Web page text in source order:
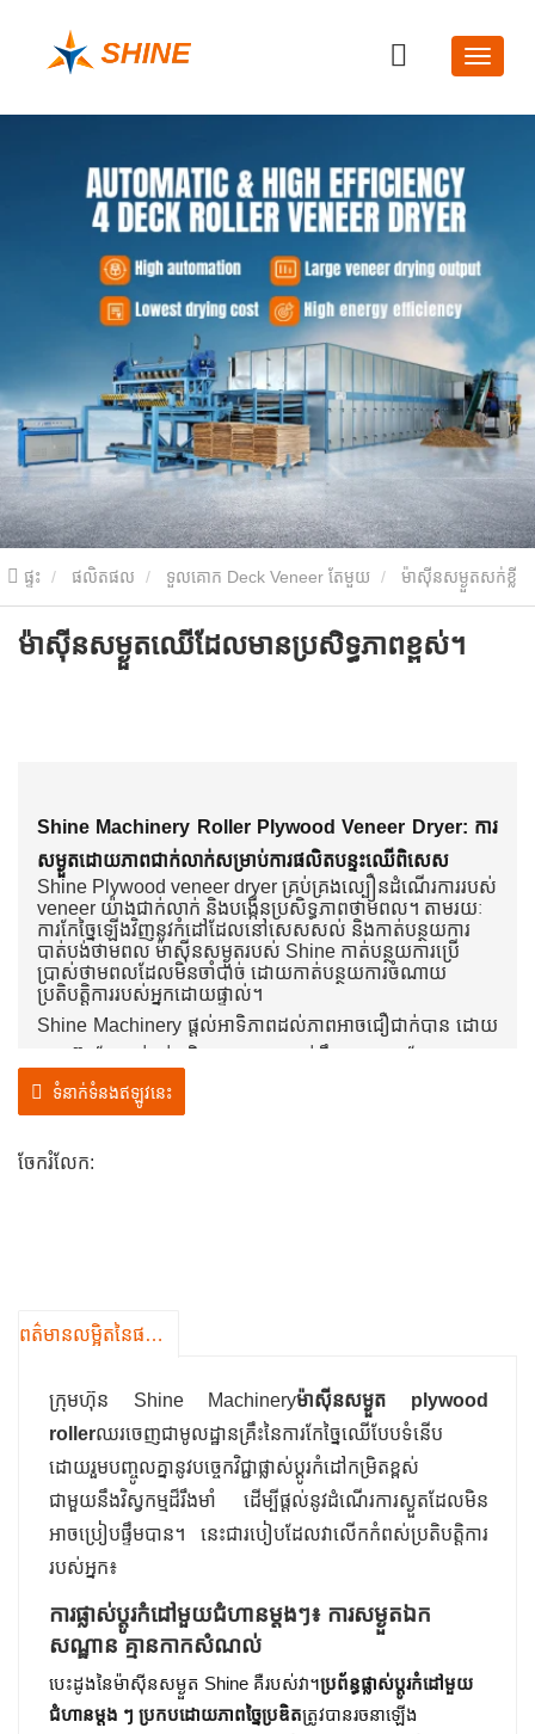
ផ្ទះ ផលិតផល ទួលគោក Deck Veneer តែមួយ ម៉ាស៊ីនសម្ងួតសក់ខ្លី
0,8 ម។ ម ម៉ាស៊ីនសម្ងួតឈើដែលមានប្រសិទ្ធភាពខ្ពស់។
ម៉ាស៊ីនសម្ងួតឈើដែលមានប្រសិទ្ធភាពខ្ពស់។
Shine Machinery Roller Plywood Veneer Dryer: ការ
សម្ងួតដោយភាពជាក់លាក់សម្រាប់ការផលិតបន្ទះឈើពិសេស
Shine Plywood veneer dryer គ្រប់គ្រងល្បឿនដំណើរការរបស់
veneer យ៉ាងជាក់លាក់ និងបង្កើនប្រសិទ្ធភាពថាមពល។ តាមរយៈ
ការកែច្នៃឡើងវិញនូវកំដៅដែលនៅសេសសល់ និងកាត់បន្ថយការ
បាត់បង់ថាមពល ម៉ាស៊ីនសម្ងួតរបស់ Shine កាត់បន្ថយការប្រើ
ប្រាស់ថាមពលដែលមិនចាំបាច់ ដោយកាត់បន្ថយការចំណាយ
ប្រតិបត្តិការរបស់អ្នកដោយផ្ទាល់។
Shine Machinery ផ្តល់អាទិភាពដល់ភាពអាចជឿជាក់បាន ដោយ
បង្កើតឡើងដើម្បីទប់ទល់នឹងភាពតឹងតែងនៃប្រតិបត្តិការ 24/7 ។
មិនថាកែច្នៃឈើខ្លឹម ឬឈើទន់ទេ ម៉ាស៊ីនរក្សាបាននូវដំណើរការ
ប្រកបដោយស្ថេរភាព ទោះបីជាស្ថិតនៅក្រោមលក្ខខណ្ឌសីតុណ្ហភាព
ទំនាក់ទំនងឥឡូវនេះ
ចែករំលែក:
ព​ត៌​មាន​លម្អិត​នៃ​ផលិតផល
ក្រុមហ៊ុន Shine Machineryម៉ាស៊ីនសម្ងួត plywood
rollerឈរចេញជាមូលដ្ឋានគ្រឹះនៃការកែច្នៃឈើបែបទំនើប
ដោយរួមបញ្ចូលគ្នានូវបច្ចេកវិជ្ជាផ្លាស់ប្តូរកំដៅកម្រិតខ្ពស់
ជាមួយនឹងវិស្វកម្មដ៏រឹងមាំ ដើម្បីផ្តល់នូវដំណើរការស្ងួតដែលមិន
អាចប្រៀបផ្ទឹមបាន។ នេះជារបៀបដែលវាលើកកំពស់ប្រតិបត្តិការ
របស់អ្នក៖
ការផ្លាស់ប្តូរកំដៅមួយជំហានម្តងៗ៖ ការសម្ងួតឯក
សណ្ឋាន គ្មានកាកសំណល់
បេះដូងនៃម៉ាស៊ីនសម្ងួត Shine គឺរបស់វា។ប្រព័ន្ធផ្លាស់ប្តូរកំដៅមួយ
ជំហានម្តង ៗ ប្រកបដោយភាពច្នៃប្រឌិតត្រូវបានរចនាឡើង